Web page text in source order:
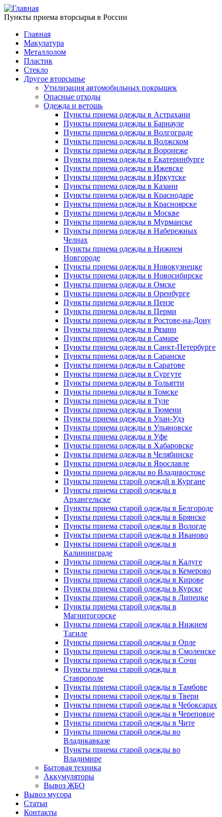
Пункты приема вторсырья в России
Главная
Макулатура
Металлолом
Пластик
Стекло
Другое вторсырье
Утилизация автомобильных покрышек
Опасные отходы
Одежда и ветошь
Пункты приема одежды в Астрахани
Пункты приема одежды в Барнауле
Пункты приема одежды в Волгограде
Пункты приема одежды в Волжском
Пункты приема одежды в Воронеже
Пункты приема одежды в Екатеринбурге
Пункты приема одежды в Ижевске
Пункты приема одежды в Иркутске
Пункты приема одежды в Казани
Пункты приема одежды в Краснодаре
Пункты приема одежды в Красноярске
Пункты приема одежды в Москве
Пункты приема одежды в Мурманске
Пункты приема одежды в Набережных
Челнах
Пункты приема одежды в Нижнем
Новгороде
Пункты приема одежды в Новокузнецке
Пункты приема одежды в Новосибирске
Пункты приема одежды в Омске
Пункты приема одежды в Оренбурге
Пункты приема одежды в Пензе
Пункты приема одежды в Перми
Пункты приема одежды в Ростове-на-Дону
Пункты приема одежды в Рязани
Пункты приема одежды в Самаре
Пункты приема одежды в Санкт-Петербурге
Пункты приема одежды в Саранске
Пункты приема одежды в Саратове
Пункты приема одежды в Сургуте
Пункты приема одежды в Тольятти
Пункты приема одежды в Томске
Пункты приема одежды в Туле
Пункты приема одежды в Тюмени
Пункты приема одежды в Улан-Удэ
Пункты приема одежды в Ульяновске
Пункты приема одежды в Уфе
Пункты приема одежды в Хабаровске
Пункты приема одежды в Челябинске
Пункты приема одежды в Ярославле
Пункты приема одежды во Владивостоке
Пункты приема старой одеждй в Кургане
Пункты приема старой одежды в
Архангельске
Пункты приема старой одежды в Белгороде
Пункты приема старой одежды в Брянске
Пункты приема старой одежды в Вологде
Пункты приема старой одежды в Иваново
Пункты приема старой одежды в
Калининграде
Пункты приема старой одежды в Калуге
Пункты приема старой одежды в Кемерово
Пункты приема старой одежды в Кирове
Пункты приема старой одежды в Курске
Пункты приема старой одежды в Липецке
Пункты приема старой одежды в
Магнитогорске
Пункты приема старой одежды в Нижнем
Тагиле
Пункты приема старой одежды в Орле
Пункты приема старой одежды в Смоленске
Пункты приема старой одежды в Сочи
Пункты приема старой одежды в
Ставрополе
Пункты приема старой одежды в Тамбове
Пункты приема старой одежды в Твери
Пункты приема старой одежды в Чебоксарах
Пункты приема старой одежды в Череповце
Пункты приема старой одежды в Чите
Пункты приема старой одежды во
Владикавказе
Пункты приема старой одежды во
Владимире
Бытовая техника
Аккумуляторы
Вывоз ЖБО
Вывоз мусора
Статьи
Контакты